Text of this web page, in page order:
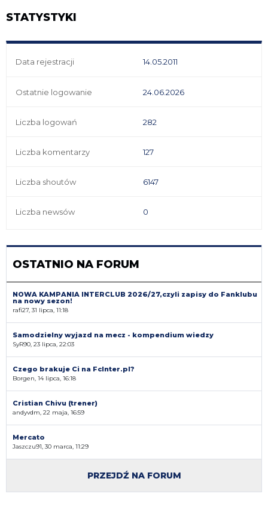
STATYSTYKI
Data rejestracji 14.05.2011
Ostatnie logowanie 24.06.2026
Liczba logowań 282
Liczba komentarzy 127
Liczba shoutów 6147
Liczba newsów 0
OSTATNIO NA FORUM
NOWA KAMPANIA INTERCLUB 2026/27,czyli zapisy do Fanklubu
na nowy sezon!
rafi27, 31 lipca, 11:18
Samodzielny wyjazd na mecz - kompendium wiedzy
SyR90, 23 lipca, 22:03
Czego brakuje Ci na FcInter.pl?
Borgen, 14 lipca, 16:18
Cristian Chivu (trener)
andyvdm, 22 maja, 16:59
Mercato
Jaszczu91, 30 marca, 11:29
PRZEJDŹ NA FORUM